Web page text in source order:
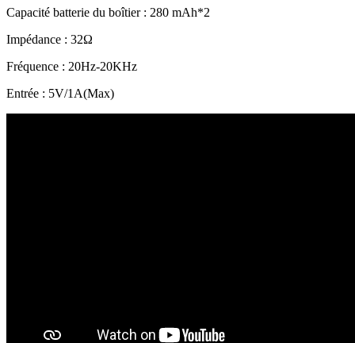
Capacité batterie du boîtier : 280 mAh*2
Impédance : 32Ω
Fréquence : 20Hz-20KHz
Entrée : 5V/1A(Max)